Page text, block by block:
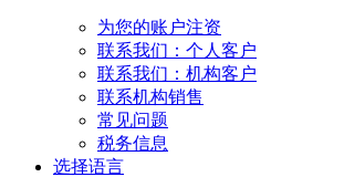
为您的账户注资
联系我们：个人客户
联系我们：机构客户
联系机构销售
常见问题
税务信息
选择语言